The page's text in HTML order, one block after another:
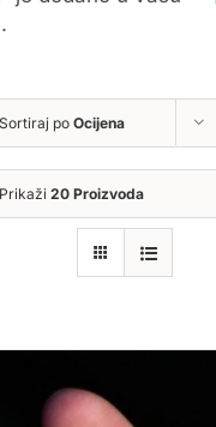
Sortiraj po Ocijena
Prikaži 20 Proizvoda